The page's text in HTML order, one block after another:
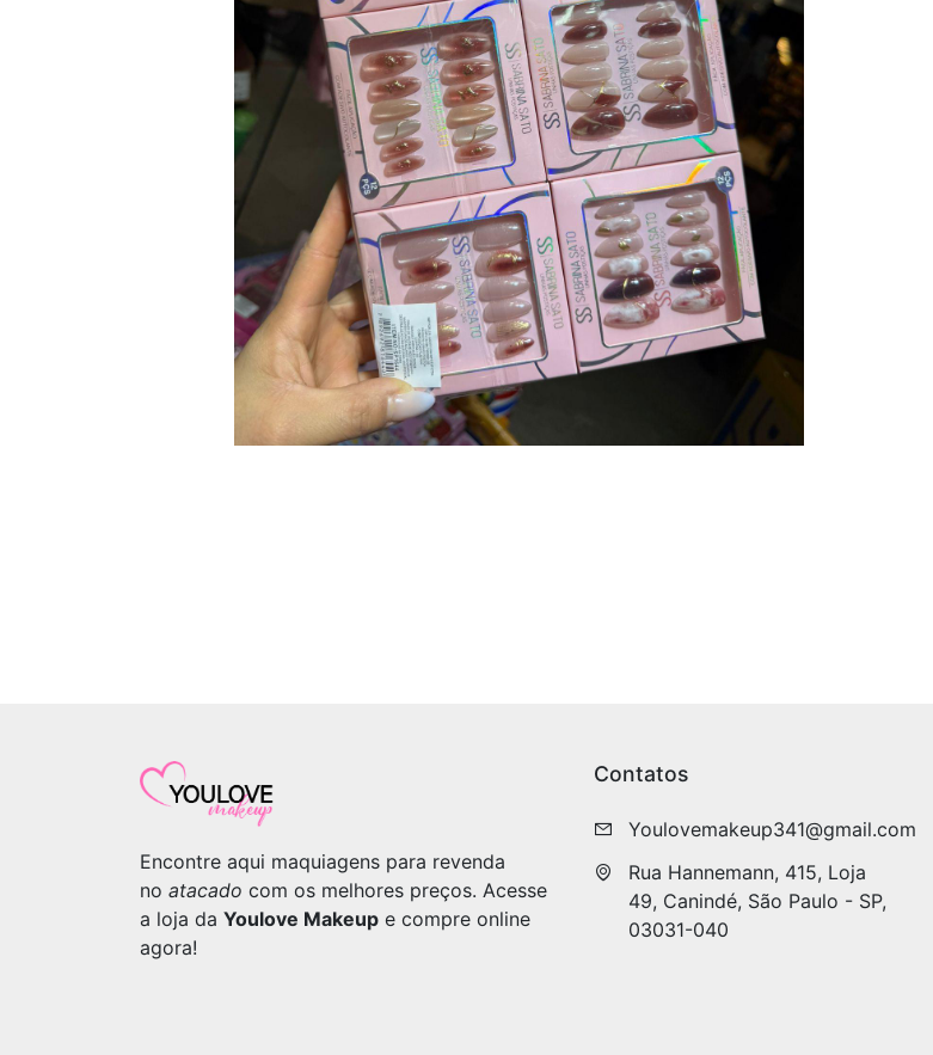
Encontre aqui maquiagens para revenda
no atacado com os melhores preços. Acesse
a loja da Youlove Makeup e compre online
agora!
Contatos
Youlovemakeup341@gmail.com
Rua Hannemann, 415, Loja
49, Canindé, São Paulo - SP,
03031-040